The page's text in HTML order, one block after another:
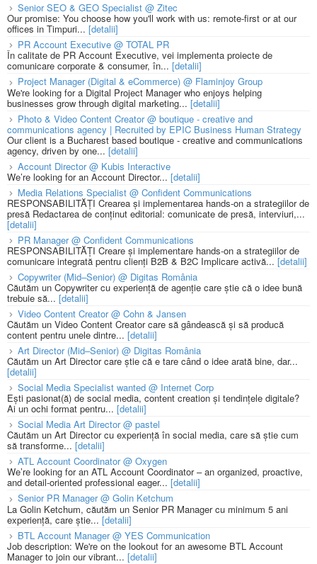
Senior SEO & GEO Specialist @ Zitec
Our promise: You choose how you'll work with us: remote-first or at our
offices in Timpuri... [detalii]
PR Account Executive @ TOTAL PR
În calitate de PR Account Executive, vei implementa proiecte de
comunicare corporate & consumer, în... [detalii]
Project Manager (Digital & eCommerce) @ Flaminjoy Group
We're looking for a Digital Project Manager who enjoys helping
businesses grow through digital marketing... [detalii]
Photo & Video Content Creator @ boutique - creative and
communications agency | Recruited by EPIC Business Human Strategy
Our client is a Bucharest based boutique - creative and communications
agency, driven by one... [detalii]
Account Director @ Kubis Interactive
We’re looking for an Account Director... [detalii]
Media Relations Specialist @ Confident Communications
RESPONSABILITĂȚI Crearea și implementarea hands-on a strategiilor de
presă Redactarea de conținut editorial: comunicate de presă, interviuri,...
[detalii]
PR Manager @ Confident Communications
RESPONSABILITĂȚI Creare și implementare hands-on a strategiilor de
comunicare integrată pentru clienți B2B & B2C Implicare activă... [detalii]
Copywriter (Mid–Senior) @ Digitas România
Căutăm un Copywriter cu experiență de agenție care știe că o idee bună
trebuie să... [detalii]
Video Content Creator @ Cohn & Jansen
Căutăm un Video Content Creator care să gândească și să producă
content pentru unele dintre... [detalii]
Art Director (Mid–Senior) @ Digitas România
Căutăm un Art Director care știe că e tare când o idee arată bine, dar...
[detalii]
Social Media Specialist wanted @ Internet Corp
Ești pasionat(ă) de social media, content creation și tendințele digitale?
Ai un ochi format pentru... [detalii]
Social Media Art Director @ pastel
Căutăm un Art Director cu experiență în social media, care să știe cum
să transforme... [detalii]
ATL Account Coordinator @ Oxygen
We’re looking for an ATL Account Coordinator – an organized, proactive,
and detail-oriented professional eager... [detalii]
Senior PR Manager @ Golin Ketchum
La Golin Ketchum, căutăm un Senior PR Manager cu minimum 5 ani
experiență, care știe... [detalii]
BTL Account Manager @ YES Communication
Job description: We're on the lookout for an awesome BTL Account
Manager to join our vibrant... [detalii]